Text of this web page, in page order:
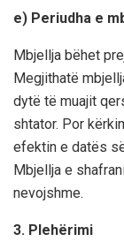
e) Periudha e
Mbjellja bëhet
Megjithatë
dytë të muajit
shtator. Por
efektin e datës
Mbjellja e
nevojshme.
3. Plehërimi